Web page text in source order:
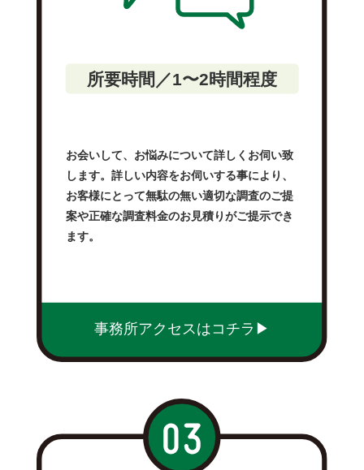
所要時間／1〜2時間程度
お会いして、お悩みについて詳しくお伺い致
します。詳しい内容をお伺いする事により、
お客様にとって無駄の無い適切な調査のご提
案や正確な調査料金のお見積りがご提示でき
ます。
事務所アクセスはコチラ▶︎